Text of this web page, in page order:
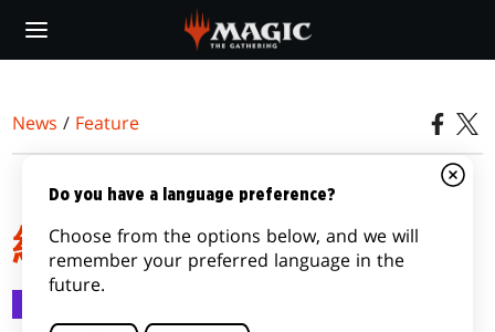
main
News / Feature
『ニューカペナの街角』
統率者デッキ
Do you have a language preference?
Choose from the options below, and we will
remember your preferred language in the
future.